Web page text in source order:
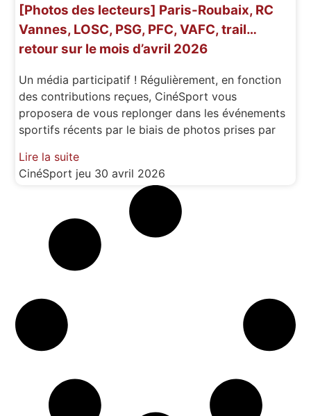
[Photos des lecteurs] Paris-Roubaix, RC
Vannes, LOSC, PSG, PFC, VAFC, trail…
retour sur le mois d’avril 2026
Un média participatif ! Régulièrement, en fonction
des contributions reçues, CinéSport vous
proposera de vous replonger dans les événements
sportifs récents par le biais de photos prises par
Lire la suite
CinéSport jeu 30 avril 2026